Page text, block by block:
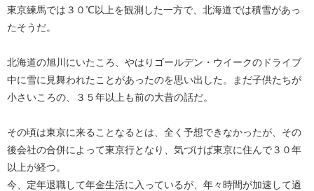
東京練馬では３０℃以上を観測した一方で、北海道では積雪があっ
たそうだ。
北海道の旭川にいたころ、やはりゴールデン・ウイークのドライブ
中に雪に見舞われたことがあったのを思い出した。まだ子供たちが
小さいころの、３５年以上も前の大昔の話だ。
その頃は東京に来ることなるとは、全く予想できなかったが、その
後会社の合併によって東京行となり、気づけば東京に住んで３０年
以上が経つ。
今、定年退職して年金生活に入っているが、年々時間が加速して過